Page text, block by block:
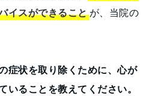
イスができることが、当院の
症状を取り除くために、心が
いることを教えてください。